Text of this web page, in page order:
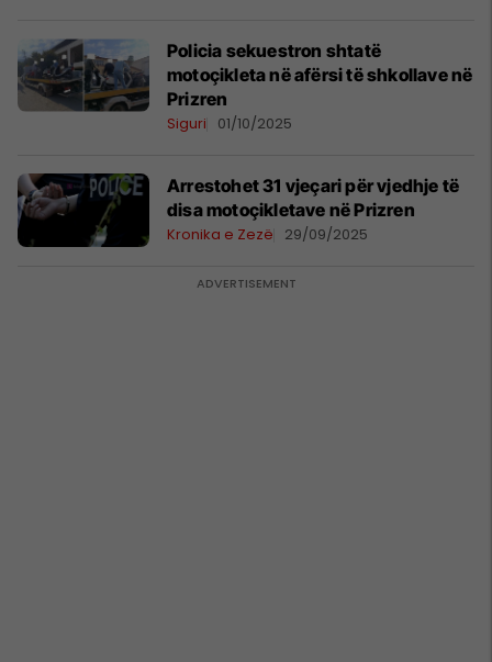
Policia sekuestron shtatë
motoçikleta në afërsi të shkollave në
Prizren
Siguri 01/10/2025
Arrestohet 31 vjeçari për vjedhje të
disa motoçikletave në Prizren
Kronika e Zezë 29/09/2025